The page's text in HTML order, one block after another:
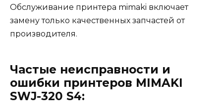
Обслуживание принтера mimaki включает
замену только качественных запчастей от
производителя.
Частые неисправности и
ошибки принтеров MIMAKI
SWJ-320 S4: